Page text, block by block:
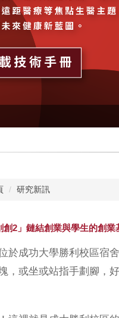
研究新訊
創2」鏈結創業與學生的創業
於成功大學勝利校區宿
，或坐或站指手劃腳，好